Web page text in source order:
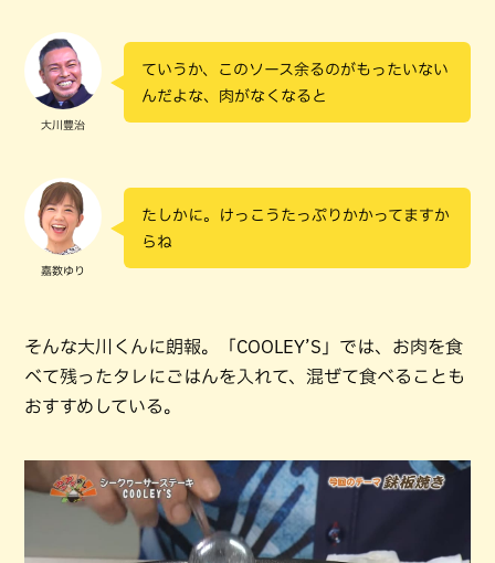
大川豊治
ていうか、このソース余るのがもったいない
んだよな、肉がなくなると
嘉数ゆり
たしかに。けっこうたっぷりかかってますか
らね
そんな大川くんに朗報。「COOLEY’S」では、お肉を食
べて残ったタレにごはんを入れて、混ぜて食べることも
おすすめしている。